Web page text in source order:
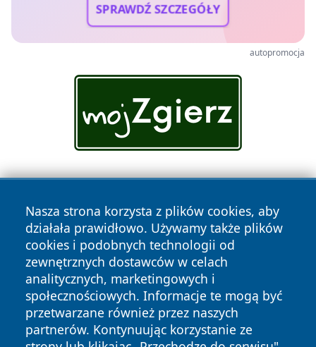
SPRAWDŹ SZCZEGÓŁY
autopromocja
Nasza strona korzysta z plików cookies, aby
działała prawidłowo. Używamy także plików
cookies i podobnych technologii od
zewnętrznych dostawców w celach
analitycznych, marketingowych i
społecznościowych. Informacje te mogą być
przetwarzane również przez naszych
partnerów. Kontynuując korzystanie ze
Copyright © 2026 wiadomosciolsztyn.pl Wszystkie prawa
zastrzeżone.
News Autorzy
Polityka
Polityka